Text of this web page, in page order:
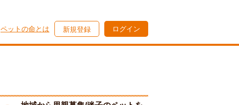
ペットの命とは 新規登録 ログイン